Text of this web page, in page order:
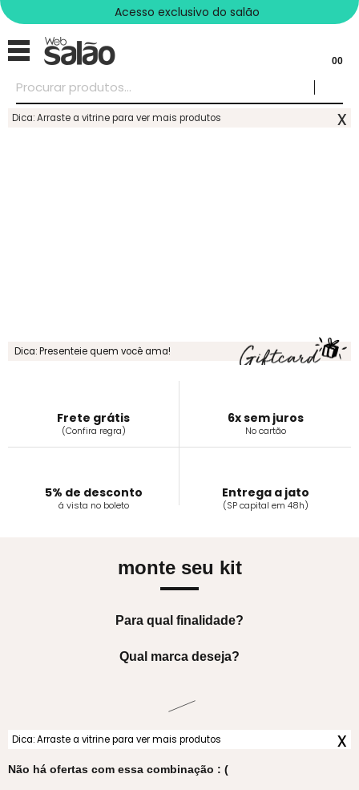
Acesso exclusivo do salão
00
Dica: Arraste a vitrine para ver mais produtos x
Dica: Presenteie quem você ama!
Frete grátis
(Confira regra)
6x sem juros
No cartão
5% de desconto
á vista no boleto
Entrega a jato
(SP capital em 48h)
monte seu kit
Para qual finalidade?
Qual marca deseja?
Dica: Arraste a vitrine para ver mais produtos x
Não há ofertas com essa combinação : (